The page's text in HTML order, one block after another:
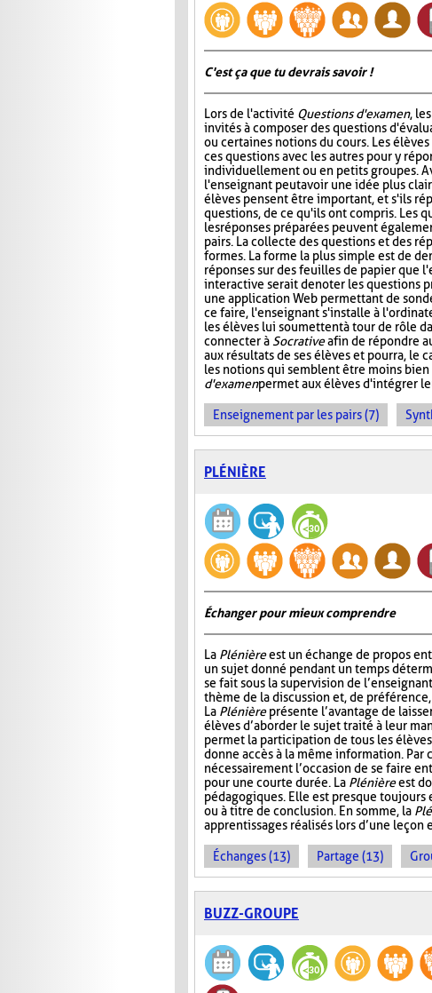
C'est ça que tu devrais savoir !
Lors de l'activité Questions d'examen,
invités à composer des questions
ou certaines notions du cours. Les
ces questions avec les autres pour y
individuellement ou en petits groupes.
l'enseignant peut avoir une idée plus
élèves pensent être important, et s'ils
questions, de ce qu'ils ont compris. Les
les réponses préparées peuvent
pairs. La collecte des questions et des
formes. La forme la plus simple est de
réponses sur des feuilles de papier que
interactive serait de noter les questions
une application Web permettant de
ce faire, l'enseignant s'installe à
les élèves lui soumettent à tour de rôle
connecter àSocrativeafin de répondre
aux résultats de ses élèves et pourra, le
les notions qui semblent être moins bien
d'examenpermet aux élèves d'intégrer
Enseignement par les pairs (7)
PLÉNIÈRE
Échanger pour mieux comprendre
La Plénièreest un échange de propos
un sujet donné pendant un temps
se fait sous la supervision de
thème de la discussion et, de
La Plénièreprésente l’avantage de
élèves d’aborder le sujet traité à leur
permet la participation de tous les
donne accès à la même information. Par
nécessairement l’occasion de se faire
pour une courte durée. La Plénièreest
pédagogiques. Elle est presque toujours
ou à titre de conclusion. En somme, la
apprentissages réalisés lors d’une
Échanges (13) Partage (13)
BUZZ-GROUPE